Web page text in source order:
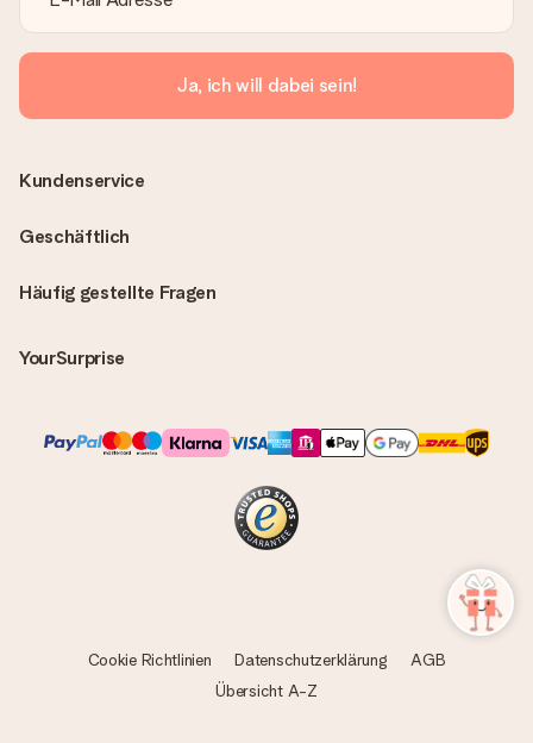
Ja, ich will dabei sein!
Häufig gestellte Fragen
YourSurprise
Kundenservice
Geschäftlich
Cookie Richtlinien Datenschutzerklärung
AGB
Übersicht A-Z